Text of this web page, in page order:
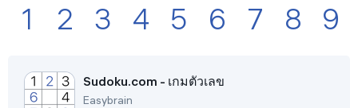
1 2 3 4 5 6 7 8 9
Sudoku.com - เกมตัวเลข
Easybrain